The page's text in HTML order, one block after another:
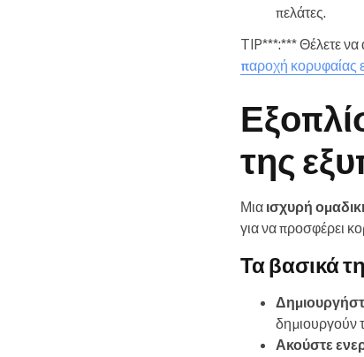
πελάτες.
TIP***:*** Θέλετε να
παροχή κορυφαίας
της
Μια ισχυρή
για να προσφέρει
Τα βασικά
δημιουργούν
Ακούστε